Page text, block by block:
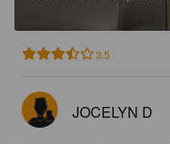
3.5
JOCELYN D